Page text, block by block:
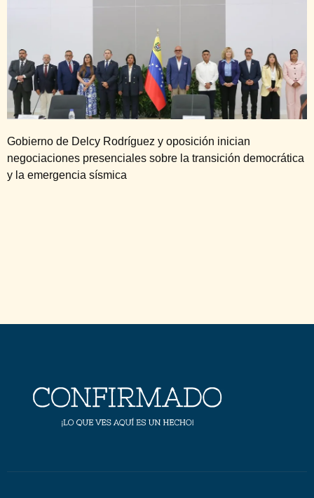
Gobierno de Delcy Rodríguez y oposición inician
negociaciones presenciales sobre la transición democrática
y la emergencia sísmica